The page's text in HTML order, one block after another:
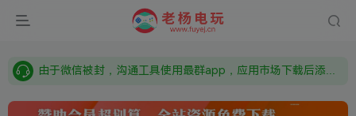
需要什么游戏请联系客服，若链接失效请联系客服，百度网盘边上的激活码也是解压密码
由于微信被封，沟通工具使用最群app，应用市场下载后添加好友：Y9FA49 以后用最群交流解决问题。不再使用微信！